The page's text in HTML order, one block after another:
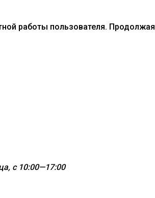
работы пользователя.
с 10:00—17:00